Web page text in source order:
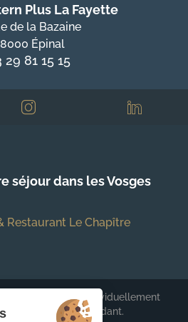
Plus La Fayette
de la Bazaine
Épinal
29 81 15 15
séjour dans les Vosges
Restaurant Le Chapître
BWH Hotels est individuellement
propriétaire indépendant.